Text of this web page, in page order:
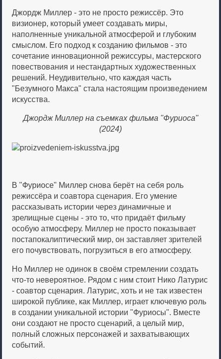
Джордж Миллер - это не просто режиссёр. Это
визионер, который умеет создавать миры,
наполненные уникальной атмосферой и глубоким
смыслом. Его подход к созданию фильмов - это
сочетание инновационной режиссуры, мастерского
повествования и нестандартных художественных
решений. Неудивительно, что каждая часть
"Безумного Макса" стала настоящим произведением
искусства.
Джордж Миллер на съемках фильма "Фуриоса"
(2024)
В "Фуриосе" Миллер снова берёт на себя роль
режиссёра и соавтора сценария. Его умение
рассказывать истории через динамичные и
зрелищные сцены - это то, что придаёт фильму
особую атмосферу. Миллер не просто показывает
постапокалиптический мир, он заставляет зрителей
его почувствовать, погрузиться в его атмосферу.
Но Миллер не одинок в своём стремлении создать
что-то невероятное. Рядом с ним стоит Нико Латурис
- соавтор сценария. Латурис, хоть и не так известен
широкой публике, как Миллер, играет ключевую роль
в создании уникальной истории "Фуриосы". Вместе
они создают не просто сценарий, а целый мир,
полный сложных персонажей и захватывающих
событий.